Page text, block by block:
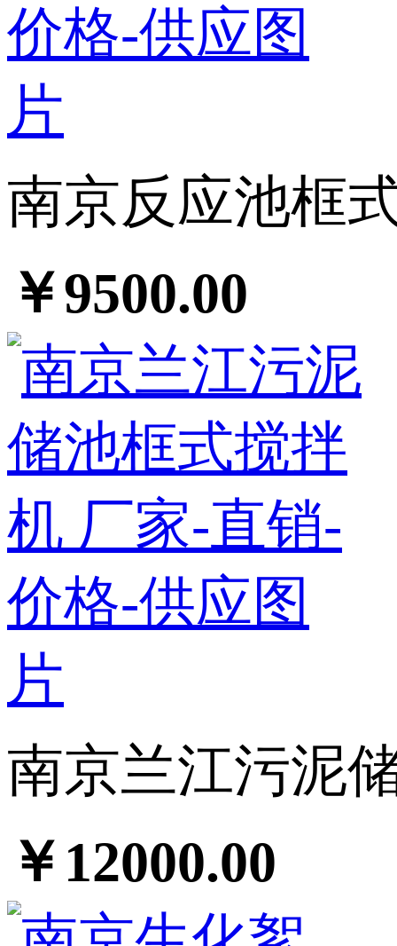
南京反应池框
￥9500.00
南京兰江污泥
￥12000.00